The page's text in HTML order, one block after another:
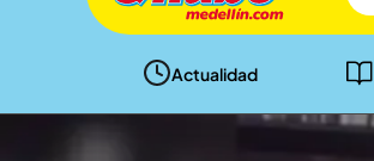
Actualidad